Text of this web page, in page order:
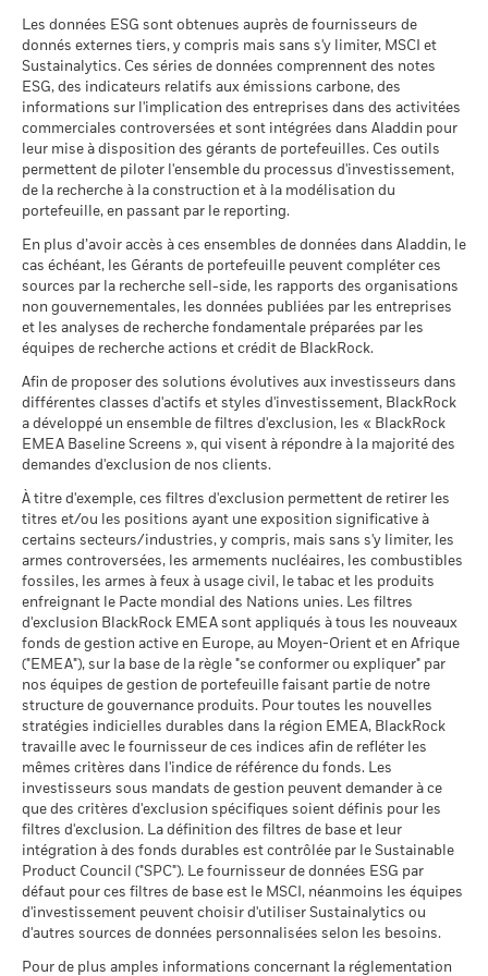
The chart has 1 X axis displaying categories.
The chart has 1 Y axis displaying Values. Range: 0 to 20.
Values
Rendement total (%) Indice de référence (%)
2021 2022 2023 2024
0
5
10
15
End of interactive chart.
2021 2022
Rendement total
(%) EUR
15,0 17,8
Indice de
référence (%)
EUR
15,1 17,9
La performance indiquée est calculée après déduction des
frais courants. Les frais d’entrée/de sortie ne sont pas inclus
dans le calcul.
Les chiffres indiqués se rapportent aux performances
passées. Les performances passées ne sont pas un indicateur
fiable des performances futures. Les marchés pourraient
évoluer très différemment. Ceci peut vous aider à évaluer la
façon dont le fonds a été géré dans le passé
La performance est indiquée sur la base de la Valeur nette
d’inventaire (VNI), avec le revenu brut réinvesti le cas échéant.
Le rendement de votre investissement peut augmenter ou
diminuer en raison des fluctuations des devises si votre
investissement est effectué dans une devise autre que celle
utilisée dans le calcul des performances passées. Source :
Commission de performance
de l'indice de référence
0,00%
Investissement ultérieur
minimum
EUR 10 000,00
Domicile Irlande
Société de gestion
BlackRock Asset Management
Réglement livraison Date de transaction + 3 jours
Symbole Bloomberg BEMEFEI
Régime fiscal PEA
Positions susceptibles de modification.
Biens de consommation de base 2,51 2,54
Santé 2,46 2,44
Services publics 1,29 1,26 0,04
Afficher tout
Des pondérations négatives peuvent être le résultat de
circonstances spécifiques (par exemple de différences de
achetés par les Fonds) et/ou de l'utilisation de certains
instruments financiers, comme les produits dérivés, qui
peuvent être utilisés pour acquérir ou réduire une exposition
au marché et/ou à des fins de gestion des risques. Allocations
susceptibles de modification.
Les scénarios défavorable, intermédiaire et favorable
présentés sont des illustrations utilisant les pires, moyennes
et meilleures performances du produit, qui peuvent inclure
des données d’indice(s) de référence/d’indicateur de
proximité, au cours des dix dernières années.
Période de détention recommandée : 5 ans
Exemple d’investissement EUR 10 000
Scénarios
Minimal Il n’y a pas de rendement minimum
Ce que vous pourriez obtenir après
Rendement annuel moyen
Défavorable
Ce que vous pourriez obtenir après
Rendement annuel moyen
Intermédiaire
Rendement annuel moyen
Favorable
Ce que vous pourriez obtenir après
Rendement annuel moyen
Le scénario de tension montre ce que vous pourriez obtenir
dans des situations de marché extrêmes.
BlackRock Index Selection Fund - Annual
Report (French - France)
BlackRock Index Selection Fund - Annual
Report (French - France)
BlackRock Index Selection Fund - Prospectus
(English)
BlackRock Index Selection Fund - Prospectus
(French - France)
BlackRock Index Selection Fund - Prospectus
- Supplement (English)
BlackRock Index Selection Fund - Prospectus
- Supplement (French - France)
Sustainability related disclosure - IEMSAGG
(en)
Voir tous les documents
Les données ESG sont obtenues auprès de fournisseurs de
donnés externes tiers, y compris mais sans s'y limiter, MSCI et
Sustainalytics. Ces séries de données comprennent des notes
ESG, des indicateurs relatifs aux émissions carbone, des
informations sur l'implication des entreprises dans des activitées
commerciales controversées et sont intégrées dans Aladdin pour
leur mise à disposition des gérants de portefeuilles. Ces outils
permettent de piloter l'ensemble du processus d'investissement,
de la recherche à la construction et à la modélisation du
portefeuille, en passant par le reporting.
En plus d’avoir accès à ces ensembles de données dans Aladdin, le
cas échéant, les Gérants de portefeuille peuvent compléter ces
sources par la recherche sell-side, les rapports des organisations
non gouvernementales, les données publiées par les entreprises
et les analyses de recherche fondamentale préparées par les
équipes de recherche actions et crédit de BlackRock.
Afin de proposer des solutions évolutives aux investisseurs dans
différentes classes d'actifs et styles d'investissement, BlackRock
a développé un ensemble de filtres d'exclusion, les « BlackRock
EMEA Baseline Screens », qui visent à répondre à la majorité des
demandes d'exclusion de nos clients.
À titre d'exemple, ces filtres d'exclusion permettent de retirer les
titres et/ou les positions ayant une exposition significative à
certains secteurs/industries, y compris, mais sans s'y limiter, les
armes controversées, les armements nucléaires, les combustibles
fossiles, les armes à feux à usage civil, le tabac et les produits
enfreignant le Pacte mondial des Nations unies. Les filtres
d'exclusion BlackRock EMEA sont appliqués à tous les nouveaux
fonds de gestion active en Europe, au Moyen-Orient et en Afrique
("EMEA"), sur la base de la règle "se conformer ou expliquer" par
nos équipes de gestion de portefeuille faisant partie de notre
structure de gouvernance produits. Pour toutes les nouvelles
stratégies indicielles durables dans la région EMEA, BlackRock
travaille avec le fournisseur de ces indices afin de refléter les
mêmes critères dans l'indice de référence du fonds. Les
investisseurs sous mandats de gestion peuvent demander à ce
que des critères d'exclusion spécifiques soient définis pour les
filtres d'exclusion. La définition des filtres de base et leur
intégration à des fonds durables est contrôlée par le Sustainable
Product Council ("SPC"). Le fournisseur de données ESG par
défaut pour ces filtres de base est le MSCI, néanmoins les équipes
d'investissement peuvent choisir d'utiliser Sustainalytics ou
d'autres sources de données personnalisées selon les besoins.
Pour de plus amples informations concernant la réglementation